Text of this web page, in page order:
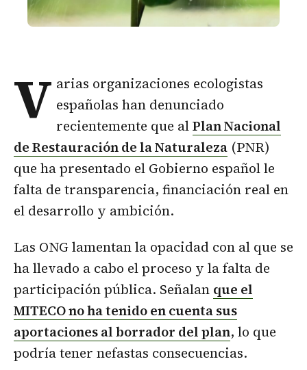
V arias organizaciones ecologistas
españolas han denunciado
recientemente que alPlan Nacional
de Restauración de la Naturaleza (PNR)
que ha presentado el Gobierno español le
falta de transparencia, financiación real en
el desarrollo y ambición.
Las ONG lamentan la opacidad con al que se
ha llevado a cabo el proceso y la falta de
participación pública. Señalan que el
MITECO no ha tenido en cuenta sus
aportaciones al borrador del plan, lo que
podría tener nefastas consecuencias.